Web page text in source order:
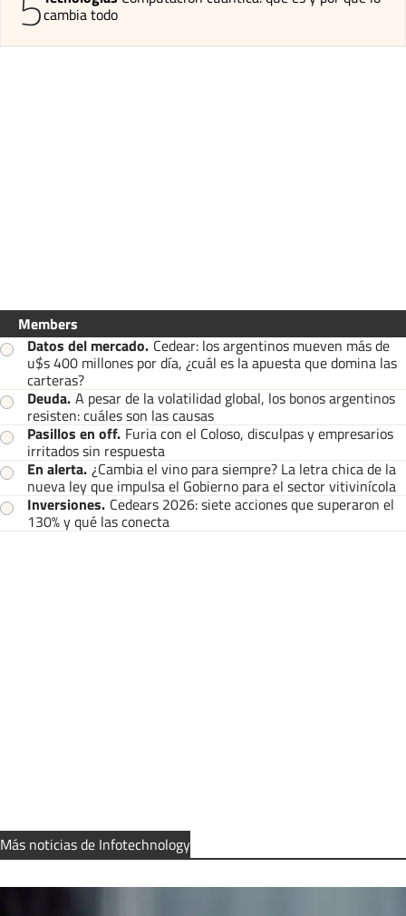
cambia todo
Members
Datos del mercado. Cedear: los argentinos mueven más de
u$s 400 millones por día, ¿cuál es la apuesta que domina las
carteras?
Deuda. A pesar de la volatilidad global, los bonos argentinos
resisten: cuáles son las causas
Pasillos en off. Furia con el Coloso, disculpas y empresarios
irritados sin respuesta
En alerta. ¿Cambia el vino para siempre? La letra chica de la
nueva ley que impulsa el Gobierno para el sector vitivinícola
Inversiones. Cedears 2026: siete acciones que superaron el
130% y qué las conecta
Más noticias de Infotechnology